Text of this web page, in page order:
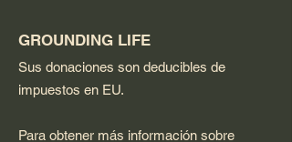
GROUNDING LIFE
Sus donaciones son deducibles de
impuestos en EU.
Para obtener más información sobre